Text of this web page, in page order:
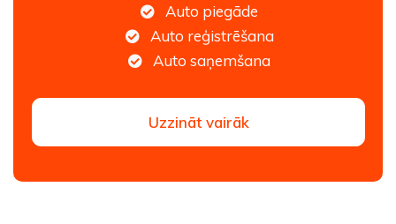
Auto piegāde
Auto reģistrēšana
Auto saņemšana
Uzzināt vairāk